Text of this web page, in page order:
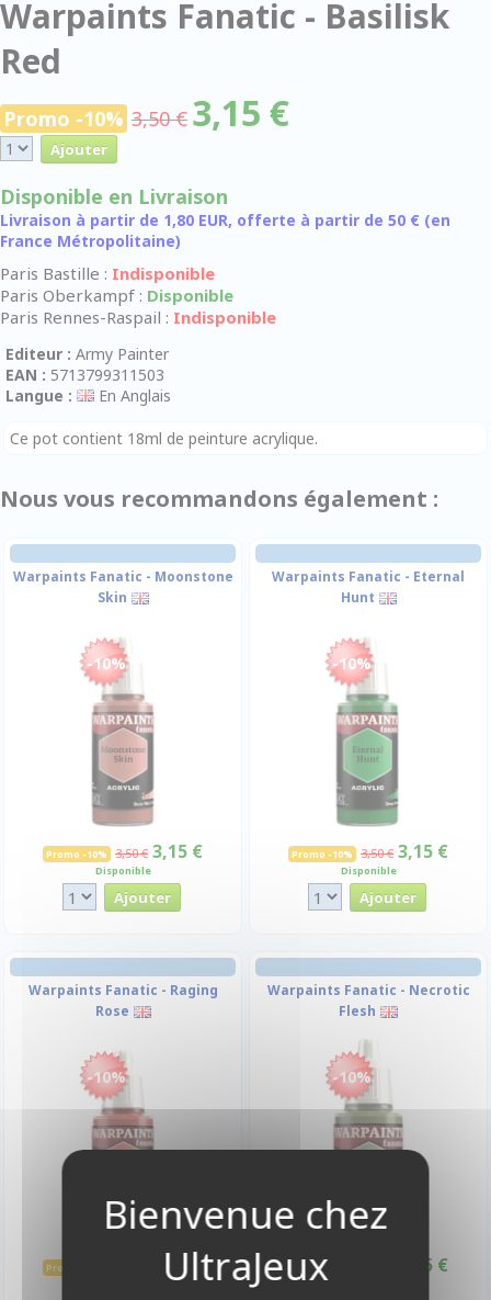
Warpaints Fanatic - Basilisk
Red
Promo -10% 3,50 € 3,15 €
Disponible en Livraison
Livraison à partir de 1,80 EUR, offerte à partir de 50 € (en
France Métropolitaine)
Paris Bastille : Indisponible
Paris Oberkampf : Disponible
Paris Rennes-Raspail : Indisponible
Editeur : Army Painter
EAN : 5713799311503
Langue :
En Anglais
Ce pot contient 18ml de peinture acrylique.
Nous vous recommandons également :
Warpaints Fanatic - Moonstone
Skin
-10%
Promo -10% 3,50 € 3,15 €
Disponible
Warpaints Fanatic - Eternal
Hunt
-10%
Promo -10% 3,50 € 3,15 €
Disponible
Warpaints Fanatic - Raging
Rose
-10%
Promo -10% 3,15 €
Warpaints Fanatic - Necrotic
Flesh
-10%
Promo -10% 3,15 €